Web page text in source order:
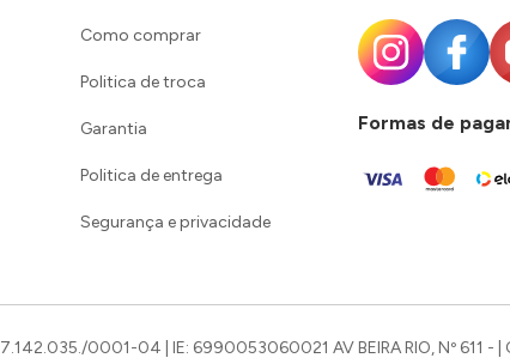
Como comprar
Politica de troca
Garantia
Politica de entrega
Segurança e privacidade
Formas de
0001-04 | IE: 6990053060021 AV BEIRA RIO, Nº 611 -